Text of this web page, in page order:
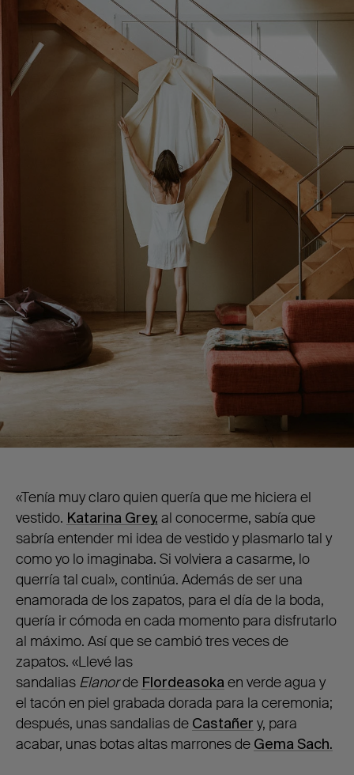
«Tenía muy claro quien quería que me hiciera el
vestido. Katarina Grey, al conocerme, sabía que
sabría entender mi idea de vestido y plasmarlo tal y
como yo lo imaginaba. Si volviera a casarme, lo
querría tal cual», continúa. Además de ser una
enamorada de los zapatos, para el día de la boda,
quería ir cómoda en cada momento para disfrutarlo
al máximo. Así que se cambió tres veces de
zapatos. «Llevé las
sandalias Elanorde Flordeasoka en verde agua y
el tacón en piel grabada dorada para la ceremonia;
después, unas sandalias de Castañer y, para
acabar, unas botas altas marrones de Gema Sach.